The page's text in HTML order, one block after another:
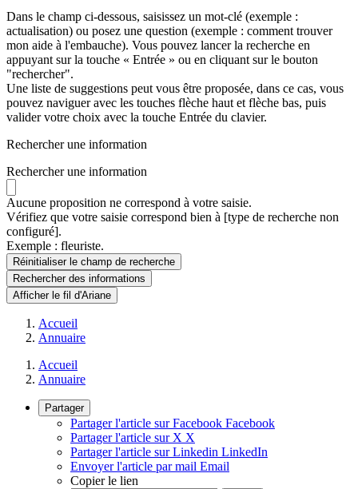
Dans le champ ci-dessous, saisissez un mot-clé (exemple :
actualisation) ou posez une question (exemple : comment trouver
mon aide à l'embauche). Vous pouvez lancer la recherche en
appuyant sur la touche « Entrée » ou en cliquant sur le bouton
"rechercher".
Une liste de suggestions peut vous être proposée, dans ce cas, vous
pouvez naviguer avec les touches flèche haut et flèche bas, puis
valider votre choix avec la touche Entrée du clavier.
Rechercher une information
Rechercher une information
Aucune proposition ne correspond à votre saisie.
Vérifiez que votre saisie correspond bien à [type de recherche non
configuré].
Exemple : fleuriste.
Réinitialiser le champ de recherche
Rechercherdes informations
Afficher le fil d'Ariane
Accueil
Annuaire
Accueil
Annuaire
Partager
Partager l'article sur Facebook Facebook
Partager l'article sur X X
Partager l'article sur Linkedin LinkedIn
Envoyer l'article par mail Email
Copier le lien